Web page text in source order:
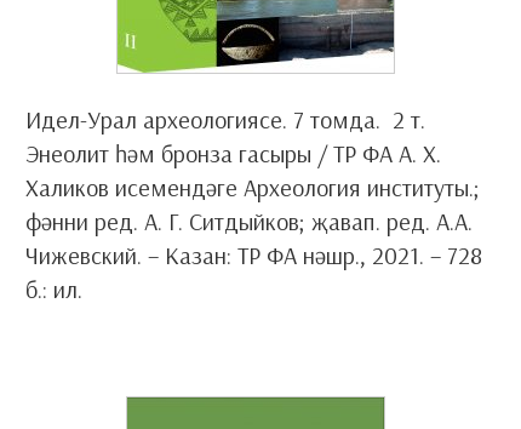
Идел-Урал археологиясе. 7 томда. 2 т.
Энеолит һәм бронза гасыры / ТР ФА А. Х.
Халиков исемендәге Археология институты.;
фәнни ред. А. Г. Ситдыйков; җавап. ред. А.А.
Чижевский. – Казан: ТР ФА нәшр., 2021. – 728
б.: ил.